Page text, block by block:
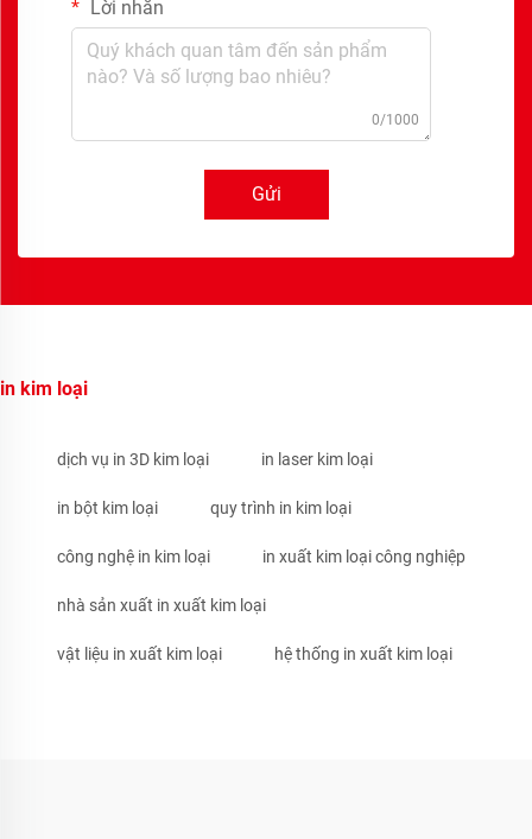
Lời nhắn
0/1000
Gửi
in kim loại
dịch vụ in 3D kim loại in laser kim loại
in bột kim loại quy trình in kim loại
công nghệ in kim loại in xuất kim loại công nghiệp
nhà sản xuất in xuất kim loại
vật liệu in xuất kim loại hệ thống in xuất kim loại